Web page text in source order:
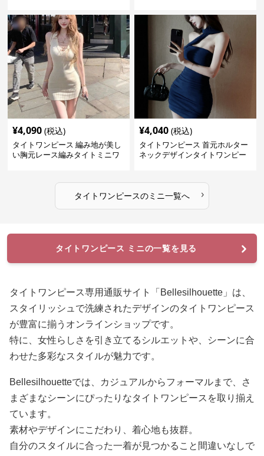
¥4,090 (税込)
タイトワンピース 編み地が美し
い胸元レース編みタイトミニワ
¥4,040 (税込)
タイトワンピース 首元ホルター
ネックデザインタイトワンピー
タイトワンピースのミニ一覧へ ›
タイトワンピース ミニの一覧を見る
タイトワンピース専用通販サイト「Bellesilhouette」は、
スタイリッシュで洗練されたデザインのタイトワンピース
が豊富に揃うオンラインショップです。
特に、女性らしさを引き立てるシルエットや、シーンに合
わせた多彩なスタイルが魅力です。
Bellesilhouetteでは、カジュアルからフォーマルまで、さ
まざまなシーンにぴったりなタイトワンピースを取り揃え
ています。
素材やデザインにこだわり、着心地も抜群。
自分のスタイルに合った一着が見つかること間違いなしで